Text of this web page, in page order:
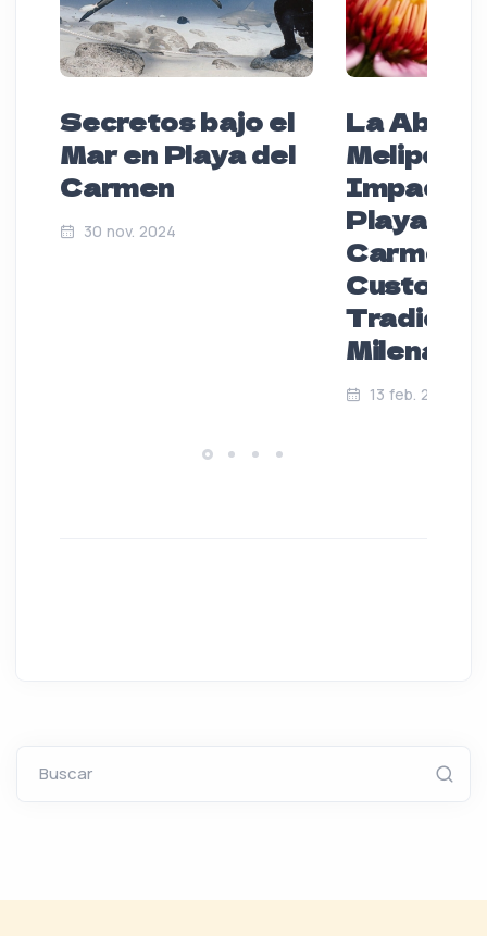
Secretos bajo el
Mar en Playa del
Carmen
30 nov. 2024
La Abeja
Melipona
Impacto
Playa del
Carmen:
Tradición
Milenaria
13 feb. 2025
Buscar